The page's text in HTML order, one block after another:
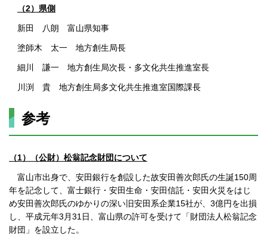
（2）県側
新田 八朗 富山県知事
塗師木 太一 地方創生局長
細川 謙一 地方創生局次長・多文化共生推進室長
川渕 貴 地方創生局多文化共生推進室国際課長
参考
（1）（公財）松翁記念財団について
富山市出身で、安田銀行を創設した故安田善次郎氏の生誕150周
年を記念して、富士銀行・安田生命・安田信託・安田火災をはじ
め安田善次郎氏のゆかりの深い旧安田系企業15社が、3億円を出損
し、平成元年3月31日、富山県の許可を受けて「財団法人松翁記念
財団」を設立した。